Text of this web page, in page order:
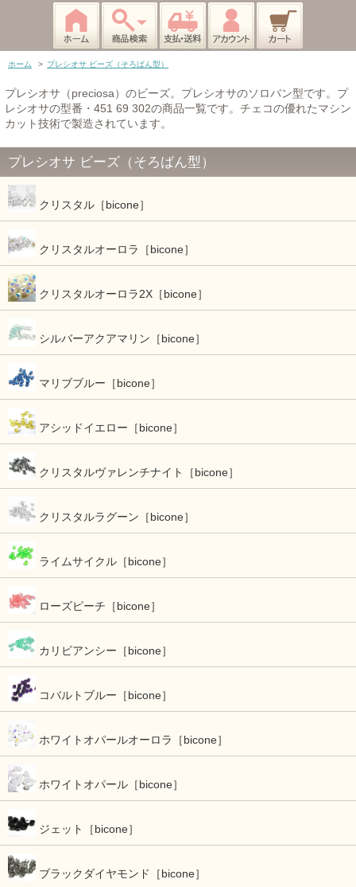
ホーム > プレシオサ ビーズ（そろばん型）
プレシオサ（preciosa）のビーズ。プレシオサのソロバン型です。プ
レシオサの型番・451 69 302の商品一覧です。チェコの優れたマシン
カット技術で製造されています。
プレシオサ ビーズ（そろばん型）
クリスタル［bicone］
クリスタルオーロラ［bicone］
クリスタルオーロラ2X［bicone］
シルバーアクアマリン［bicone］
マリブブルー［bicone］
アシッドイエロー［bicone］
クリスタルヴァレンチナイト［bicone］
クリスタルラグーン［bicone］
ライムサイクル［bicone］
ローズピーチ［bicone］
カリビアンシー［bicone］
コバルトブルー［bicone］
ホワイトオパールオーロラ［bicone］
ホワイトオパール［bicone］
ジェット［bicone］
ブラックダイヤモンド［bicone］